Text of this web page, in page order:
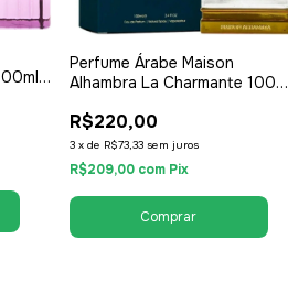
-
Perfume Árabe Maison
Alhambra La Charmante 100ml
/ Compartilhável
R$220,00
3 x de R$73,33 sem juros
R$209,00 com Pix